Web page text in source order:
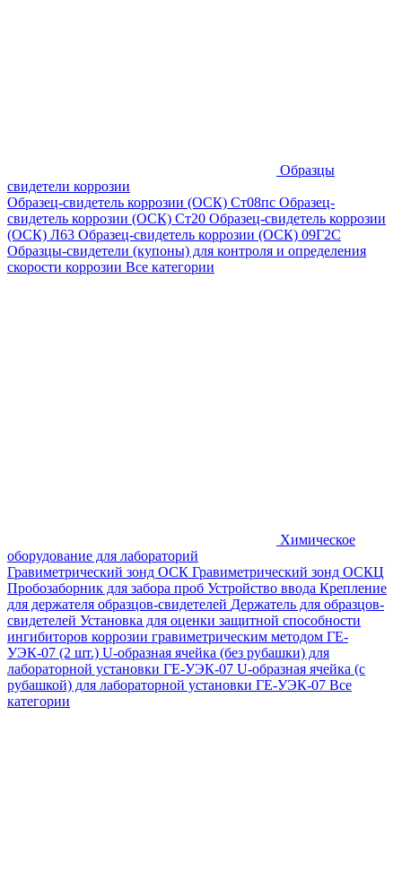
Образцы
свидетели коррозии
Образец-свидетель коррозии (ОСК) Ст08пс Образец-
свидетель коррозии (ОСК) Ст20 Образец-свидетель коррозии
(ОСК) Л63 Образец-свидетель коррозии (ОСК) 09Г2С
Образцы-свидетели (купоны) для контроля и определения
скорости коррозии Все категории
Химическое
оборудование для лабораторий
Гравиметрический зонд ОСК Гравиметрический зонд ОСКЦ
Пробозаборник для забора проб Устройство ввода Крепление
для держателя образцов-свидетелей Держатель для образцов-
свидетелей Установка для оценки защитной способности
ингибиторов коррозии гравиметрическим методом ГЕ-
УЭК-07 (2 шт.) U-образная ячейка (без рубашки) для
лабораторной установки ГЕ-УЭК-07 U-образная ячейка (с
рубашкой) для лабораторной установки ГЕ-УЭК-07 Все
категории